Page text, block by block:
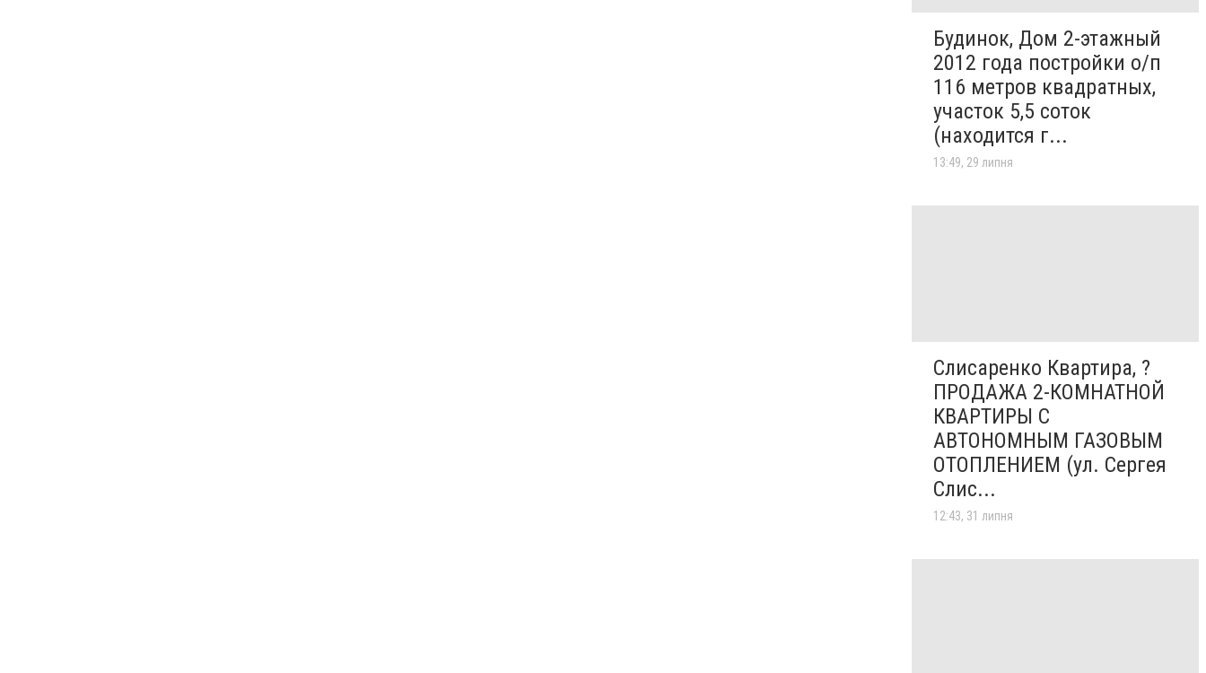
Будинок, Дом 2-этажный
2012 года постройки о/п
116 метров квадратных,
участок 5,5 соток
(находится г...
13:49, 29 липня
Слисаренко Квартира, ?
ПРОДАЖА 2-КОМНАТНОЙ
КВАРТИРЫ С
АВТОНОМНЫМ ГАЗОВЫМ
ОТОПЛЕНИЕМ (ул. Сергея
Слис...
12:43, 31 липня